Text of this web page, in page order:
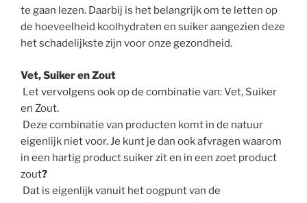
te gaan lezen. Daarbij is het belangrijk om te letten op
de hoeveelheid koolhydraten en suiker aangezien deze
het schadelijkste zijn voor onze gezondheid.
Vet, Suiker en Zout
Let vervolgens ook op de combinatie van: Vet, Suiker
en Zout.
Deze combinatie van producten komt in de natuur
eigenlijk niet voor. Je kunt je dan ook afvragen waarom
in een hartig product suiker zit en in een zoet product
zout?
Dat is eigenlijk vanuit het oogpunt van de